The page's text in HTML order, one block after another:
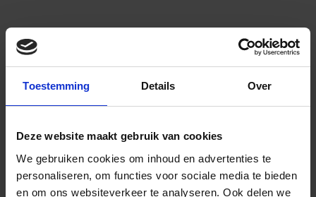
Toestemming Details Over
Deze website maakt gebruik van cookies
We gebruiken cookies om inhoud en advertenties te
personaliseren, om functies voor sociale media te bieden
en om ons websiteverkeer te analyseren. Ook delen we